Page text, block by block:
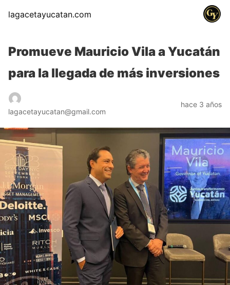
lagacetayucatan.com
Promueve Mauricio Vila a Yucatán
para la llegada de más inversiones
lagacetayucatan@gmail.com
hace 3 años